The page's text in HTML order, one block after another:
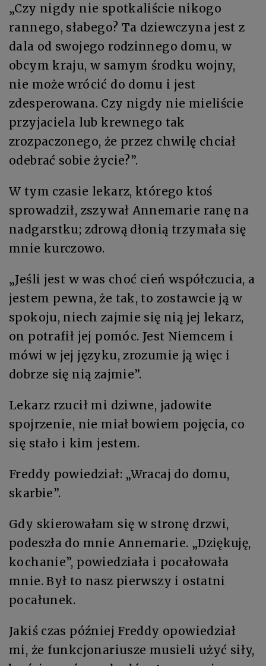
„Czy nigdy nie spotkaliście nikogo
rannego, słabego? Ta dziewczyna jest z
dala od swojego rodzinnego domu, w
obcym kraju, w samym środku wojny,
nie może wrócić do domu i jest
zdesperowana. Czy nigdy nie mieliście
przyjaciela lub krewnego tak
zrozpaczonego, że przez chwilę chciał
odebrać sobie życie?”.
W tym czasie lekarz, którego ktoś
sprowadził, zszywał Annemarie ranę na
nadgarstku; zdrową dłonią trzymała się
mnie kurczowo.
„Jeśli jest w was choć cień współczucia, a
jestem pewna, że tak, to zostawcie ją w
spokoju, niech zajmie się nią jej lekarz,
on potrafił jej pomóc. Jest Niemcem i
mówi w jej języku, zrozumie ją więc i
dobrze się nią zajmie”.
Lekarz rzucił mi dziwne, jadowite
spojrzenie, nie miał bowiem pojęcia, co
się stało i kim jestem.
Freddy powiedział: „Wracaj do domu,
skarbie”.
Gdy skierowałam się w stronę drzwi,
podeszła do mnie Annemarie. „Dziękuję,
kochanie”, powiedziała i pocałowała
mnie. Był to nasz pierwszy i ostatni
pocałunek.
Jakiś czas później Freddy opowiedział
mi, że funkcjonariusze musieli użyć siły,